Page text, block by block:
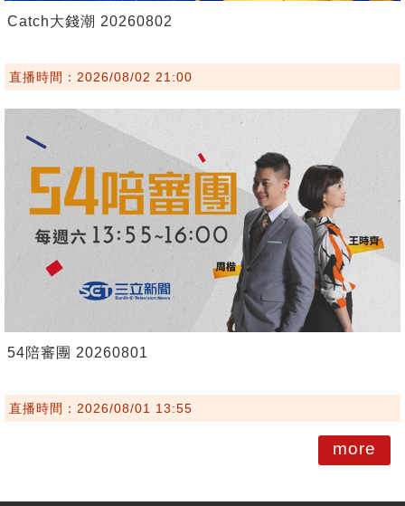
Catch大錢潮 20260802
直播時間：2026/08/02 21:00
54陪審團 20260801
直播時間：2026/08/01 13:55
more